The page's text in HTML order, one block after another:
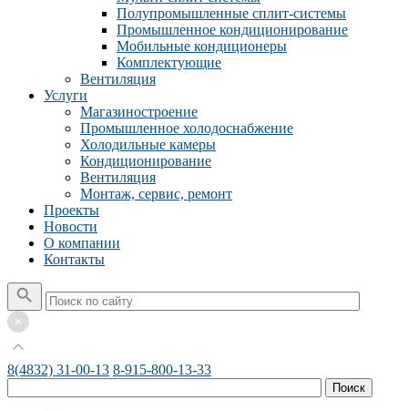
Полупромышленные сплит-системы
Промышленное кондиционирование
Мобильные кондиционеры
Комплектующие
Вентиляция
Услуги
Магазиностроение
Промышленное холодоснабжение
Холодильные камеры
Кондиционирование
Вентиляция
Монтаж, сервис, ремонт
Проекты
Новости
О компании
Контакты
8(4832) 31-00-13 8-915-800-13-33